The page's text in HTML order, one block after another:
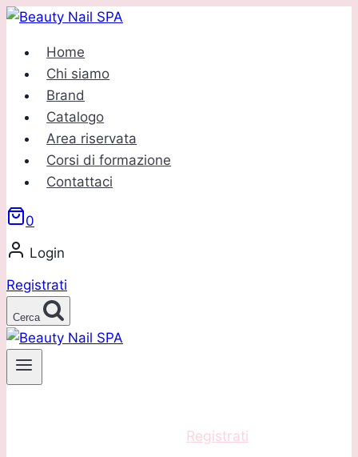
Salta
contenuto
Home
Chi siamo
Brand
Catalogo
Area riservata
Corsi di formazione
Contattaci
0
Login
Registrati
Cerca
Registrati